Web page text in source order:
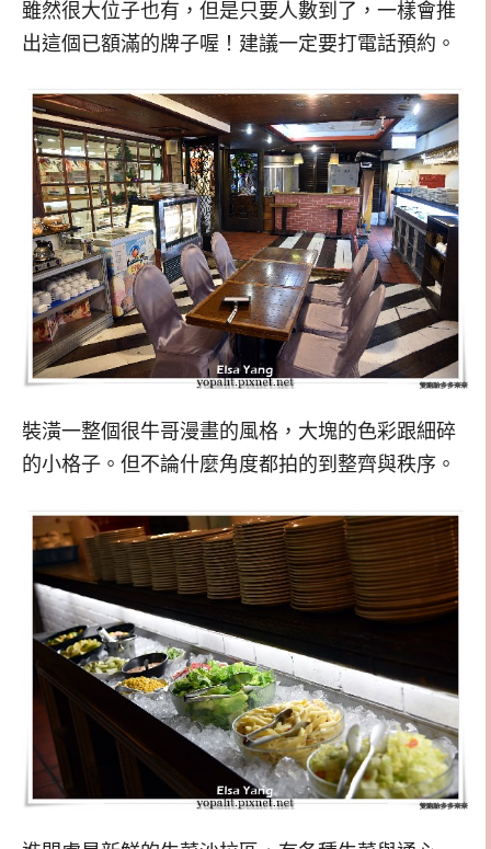
雖然很大位子也有，但是只要人數到了，一樣會推
出這個已額滿的牌子喔！建議一定要打電話預約。
裝潢一整個很牛哥漫畫的風格，大塊的色彩跟細碎
的小格子。但不論什麼角度都拍的到整齊與秩序。